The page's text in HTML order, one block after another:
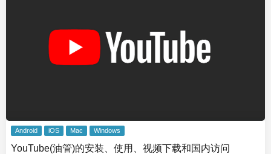
Android iOS Mac Windows
YouTube(油管)的安装、使用、视频下载和国内访问